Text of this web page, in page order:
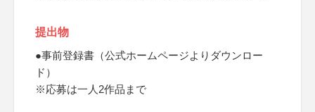
提出物
●事前登録書（公式ホームページよりダウンロー
ド）
※応募は一人2作品まで